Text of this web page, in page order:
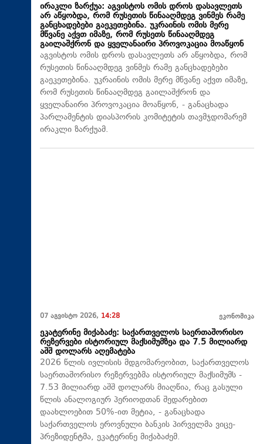
ირაკლი ზარქუა: აგვისტოს ომის დროს დასავლეთს
არ აწყობდა, რომ რუსეთის წინააღმდეგ ვინმეს რამე
განცხადებები გაეკეთებინა. უკრაინის ომის მერე
მწვანე აქვთ იმაზე, რომ რუსეთს წინააღმდეგ
გაილაშქრონ და ყველანაირი პროვოკაცია მოაწყონ
აგვისტოს ომის დროს დასავლეთს არ აწყობდა, რომ
რუსეთის წინააღმდეგ ვინმეს რამე განცხადებები
გაეკეთებინა. უკრაინის ომის მერე მწვანე აქვთ იმაზე,
რომ რუსეთის წინააღმდეგ გაილაშქრონ და
ყველანაირი პროვოკაცია მოაწყონ, - განაცხადა
პარლამენტის დიასპორის კომიტეტის თავმჯდომარემ
ირაკლი ზარქუამ.
07 აგვისტო 2026, 14:28 ეკონომიკა
ეკატერინე მიქაბაძე: საქართველოს საერთაშორისო
რეზერვები ისტორიულ მაქსიმუმზეა და 7.5 მილიარდ
აშშ დოლარს აღემატება
2026 წლის ივლისის მდგომარეობით, საქართველოს
საერთაშორისო რეზერვებმა ისტორიულ მაქსიმუმს -
7.53 მილიარდ აშშ დოლარს მიაღწია, რაც გასული
წლის ანალოგიურ პერიოდთან შედარებით
დაახლოებით 50%-ით მეტია, - განაცხადა
საქართველოს ეროვნული ბანკის პირველმა ვიცე-
პრეზიდენტმა, ეკატერინე მიქაბაძემ.